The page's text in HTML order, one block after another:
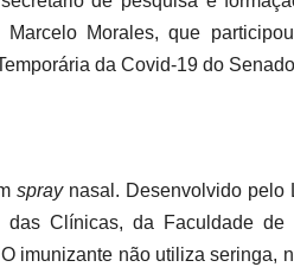
Marcelo Morales, que
da Covid-19 do
spraynasal. Desenvolvido pelo
Clínicas, da Faculdade de
imunizante não utiliza seringa,